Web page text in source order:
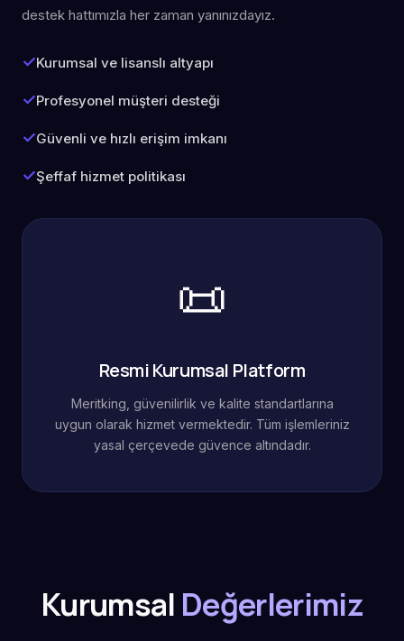
destek hattımızla her zaman yanınızdayız.
Kurumsal ve lisanslı altyapı
Profesyonel müşteri desteği
Güvenli ve hızlı erişim imkanı
Şeffaf hizmet politikası
📜
Resmi Kurumsal Platform
Meritking, güvenilirlik ve kalite standartlarına
uygun olarak hizmet vermektedir. Tüm işlemleriniz
yasal çerçevede güvence altındadır.
Kurumsal Değerlerimiz